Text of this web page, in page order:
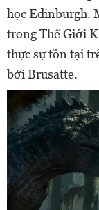
học Edinburgh.
trong Thế Giới
thực sự tồn tại
bởi Brusatte.